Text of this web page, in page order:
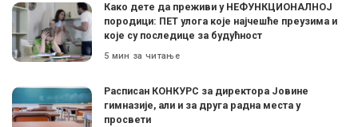
Како дете да преживи у НЕФУНКЦИОНАЛНОЈ
породици: ПЕТ улога које најчешће преузима и
које су последице за будућност
5 мин за читање
Расписан КОНКУРС за директора Јовине
гимназије, али и за друга радна места у
просвети